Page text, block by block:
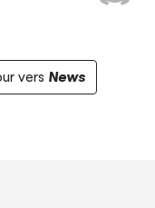
vers News